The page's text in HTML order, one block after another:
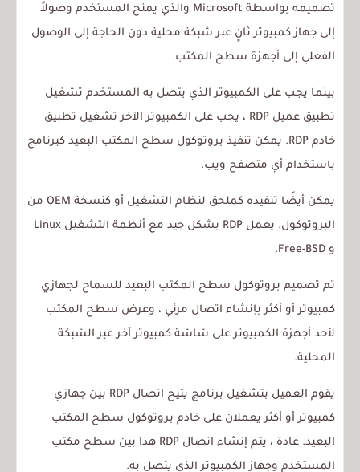
تصميمه بواسطة Microsoft والذي يمنح المستخدم وصولاً
إلى جهاز كمبيوتر ثانٍ عبر شبكة محلية دون الحاجة إلى الوصول
الفعلي إلى أجهزة سطح المكتب.
بينما يجب على الكمبيوتر الذي يتصل به المستخدم تشغيل
تطبيق عميل RDP ، يجب على الكمبيوتر الآخر تشغيل تطبيق
خادم RDP. يمكن تنفيذ بروتوكول سطح المكتب البعيد كبرنامج
باستخدام أي متصفح ويب.
يمكن أيضًا تنفيذه كملحق لنظام التشغيل أو كنسخة OEM من
البروتوكول. يعمل RDP بشكل جيد مع أنظمة التشغيل Linux
و Free-BSD.
تم تصميم بروتوكول سطح المكتب البعيد للسماح لجهازي
كمبيوتر أو أكثر بإنشاء اتصال مرئي ، وعرض سطح المكتب
لأحد أجهزة الكمبيوتر على شاشة كمبيوتر آخر عبر الشبكة
المحلية.
يقوم العميل بتشغيل برنامج يتيح اتصال RDP بين جهازي
كمبيوتر أو أكثر يعملان على خادم بروتوكول سطح المكتب
البعيد. عادة ، يتم إنشاء اتصال RDP هذا بين سطح مكتب
المستخدم وجهاز الكمبيوتر الذي يتصل به.